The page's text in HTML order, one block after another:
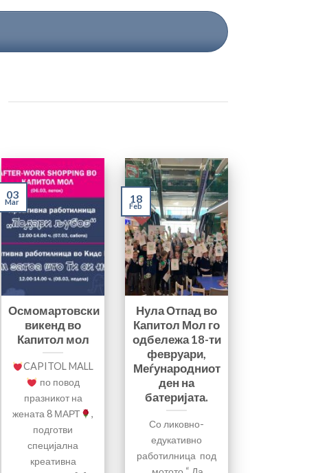
Осмомартовски
викенд во
Капитол мол
CAPITOL MALL
по повод
празникот на
жената 8 МАРТ
,
подготви
специјална
креативна
03
Mar
Нула Отпад во
Капитол Мол го
одбележа 18-ти
февруари,
Меѓународниот
ден на
батеријата.
Со ликовно-
едукативно
работилница под
18
Feb